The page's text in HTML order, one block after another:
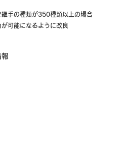
継手の種類が350種類以上の場合
可能になるように改良